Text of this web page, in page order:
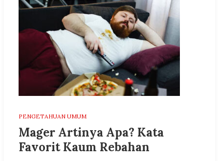
PENGETAHUAN UMUM
Mager Artinya Apa? Kata
Favorit Kaum Rebahan